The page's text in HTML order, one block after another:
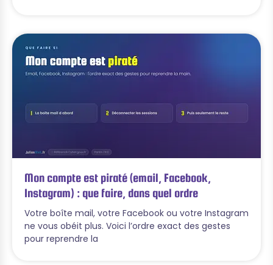
Mon compte est piraté (email, Facebook,
Instagram) : que faire, dans quel ordre
Votre boîte mail, votre Facebook ou votre Instagram
ne vous obéit plus. Voici l’ordre exact des gestes
pour reprendre la